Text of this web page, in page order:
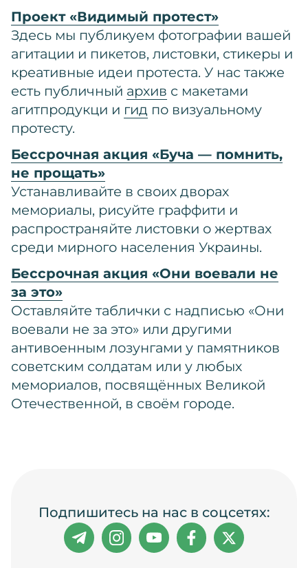
Проект «Видимый протест»
Здесь мы публикуем фотографии вашей
агитации и пикетов, листовки, стикеры и
креативные идеи протеста. У нас также
есть публичный архив с макетами
агитпродукци и гид по визуальному
протесту.
Бессрочная акция «Буча — помнить,
не прощать»
Устанавливайте в своих дворах
мемориалы, рисуйте граффити и
распространяйте листовки о жертвах
среди мирного населения Украины.
Бессрочная акция «Они воевали не
за это»
Оставляйте таблички с надписью «Они
воевали не за это» или другими
антивоенным лозунгами у памятников
советским солдатам или у любых
мемориалов, посвящённых Великой
Отечественной, в своём городе.
Подпишитесь на нас в соцсетях: